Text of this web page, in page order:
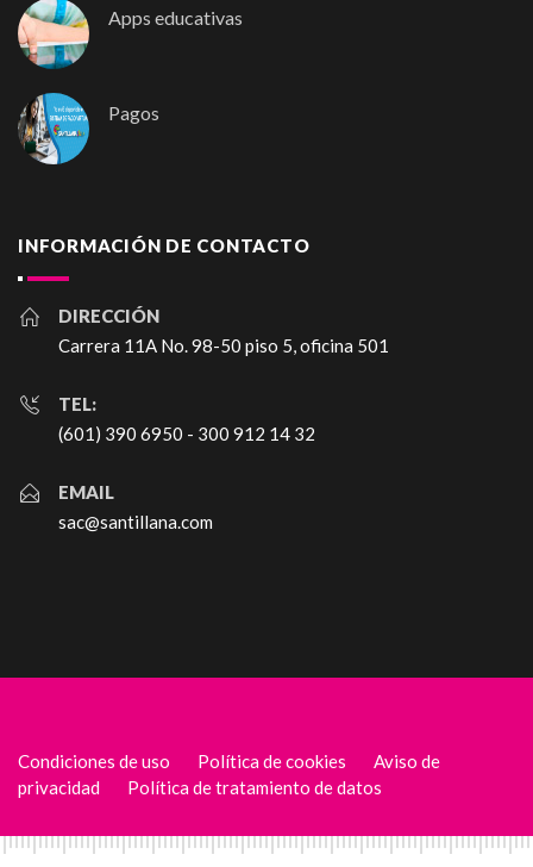
Apps educativas
Pagos
INFORMACIÓN DE CONTACTO
DIRECCIÓN
Carrera 11A No. 98-50 piso 5, oficina 501
TEL:
(601) 390 6950 - 300 912 14 32
EMAIL
sac@santillana.com
Condiciones de uso Política de cookies
Aviso de
privacidad
Política de tratamiento de datos